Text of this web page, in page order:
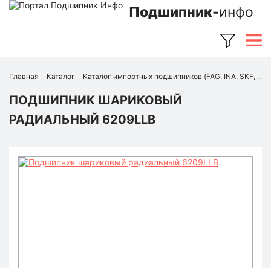
Подшипник-инфо
Главная Каталог Каталог импортных подшипников (FAG, INA, SKF, NSK, Timken и др.)
ПОДШИПНИК ШАРИКОВЫЙ
РАДИАЛЬНЫЙ 6209LLB